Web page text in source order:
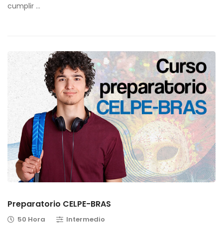
cumplir …
Preparatorio CELPE-BRAS
50 Hora Intermedio